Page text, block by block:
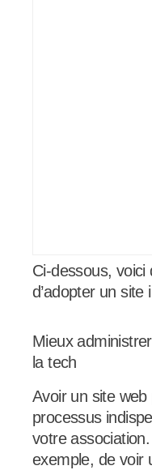
Ci-dessous,
d’adopter un site
Mieux
la tech
Avoir un site
processus
votre
exemple, de voir